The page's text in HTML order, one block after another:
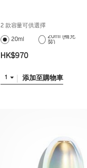
2 款容量可供選擇
20ml
20ml (補充
裝)
HK$970
1 添加至購物車